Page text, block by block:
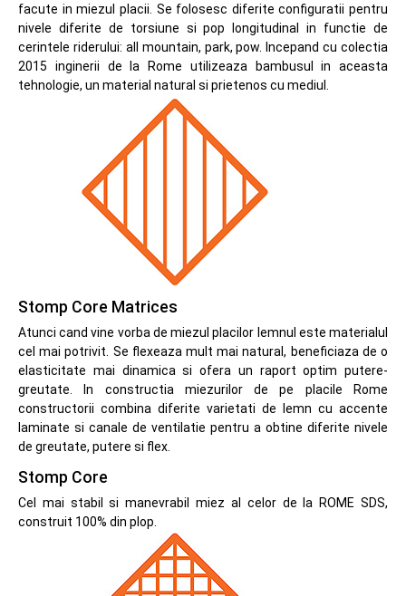
facute in miezul placii. Se folosesc diferite configuratii pentru
nivele diferite de torsiune si pop longitudinal in functie de
cerintele riderului: all mountain, park, pow. Incepand cu colectia
2015 inginerii de la Rome utilizeaza bambusul in aceasta
tehnologie, un material natural si prietenos cu mediul.
Stomp Core Matrices
Atunci cand vine vorba de miezul placilor lemnul este materialul
cel mai potrivit. Se flexeaza mult mai natural, beneficiaza de o
elasticitate mai dinamica si ofera un raport optim putere-
greutate. In constructia miezurilor de pe placile Rome
constructorii combina diferite varietati de lemn cu accente
laminate si canale de ventilatie pentru a obtine diferite nivele
de greutate, putere si flex.
Stomp Core
Cel mai stabil si manevrabil miez al celor de la ROME SDS,
construit 100% din plop.